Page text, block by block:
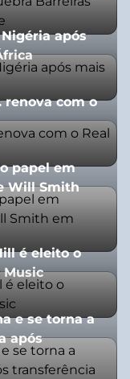
após
renova com o
papel em
Will Smith
é eleito o
e se torna a
após